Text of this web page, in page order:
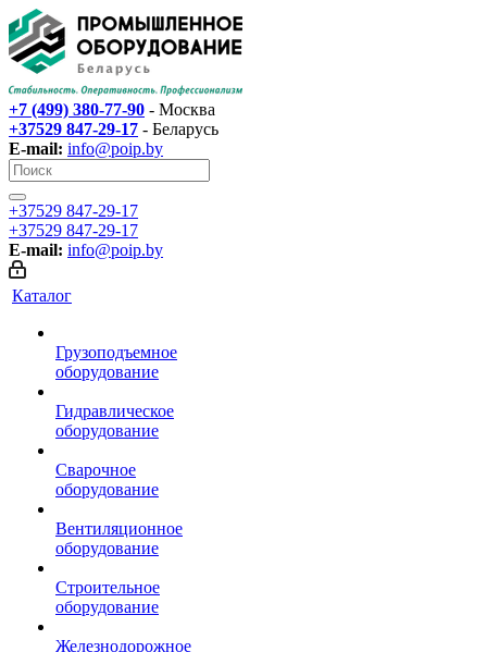
+7 (499) 380-77-90 - Москва
+37529 847-29-17‬ - Беларусь
E-mail: info@poip.by
+37529 847-29-17‬
+37529 847-29-17‬
E-mail: info@poip.by
Каталог
Грузоподъемное
оборудование
Гидравлическое
оборудование
Сварочное
оборудование
Вентиляционное
оборудование
Строительное
оборудование
Железнодорожное